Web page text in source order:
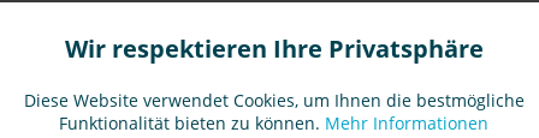
Profi-Bürstwalzen für Ihre Reinigungsmaschine. Langlebig
mit guten Preis-/Leistungsverhältnis....mehr
Funktionale Aktiv
Marketing Aktiv
Wir respektieren Ihre Privatsphäre
Diese Website verwendet Cookies, um Ihnen die bestmögliche
Funktionalität bieten zu können. Mehr Informationen